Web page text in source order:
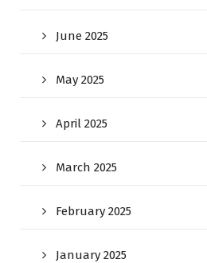
June 2025
May 2025
April 2025
March 2025
February 2025
January 2025